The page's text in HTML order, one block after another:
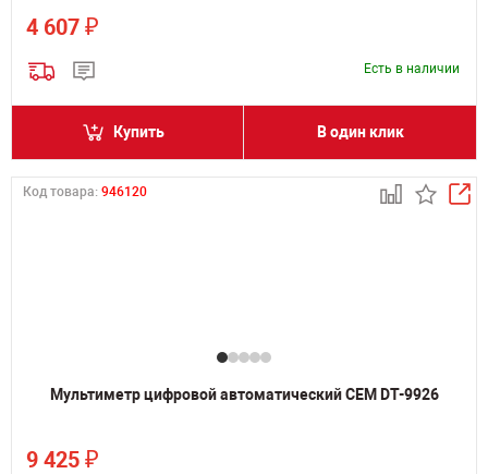
4 607 ₽
Есть в наличии
Купить В один клик
Код товара: 946120
Мультиметр цифровой автоматический CEM DT-9926
9 425 ₽